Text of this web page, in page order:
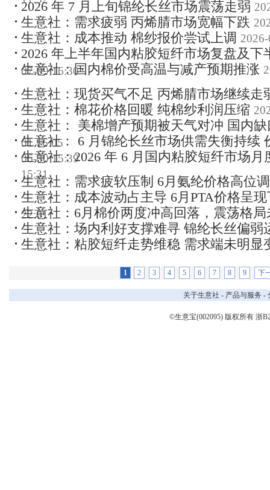
2026 年 7 月上旬锦纶长丝市场震荡走弱
生意社：需求疲弱 丙烯腈市场宽幅下跌
生意社：成本推动 棉纱报价尝试上调
2026 年上半年国内粘胶短纤市场复盘及下
07-09 16:30
生意社：国内棉价受高温与减产预期推涨
生意社：现货买气不足 丙烯腈市场继续走
生意社：棉花价格回暖 纯棉纱利润压缩
生意社： 美棉增产预期被天气对冲 国内
01 16:05
生意社： 6 月锦纶长丝市场供需失衡持续
06-30 15:39
生意社：2026 年 6 月国内粘胶短纤市场月
15:31
生意社：需求疲软压制 6月氨纶价格高位
生意社：成本波动占主导 6月PTA价格呈
22:01
生意社：6月棉价两度冲高回落，震荡格局
生意社：场内利好支撑难寻 锦纶长丝偏弱
生意社：粘胶短纤走势维稳 需求端未明显
1 2 3 4 5 6 7 8 9 下
关于生意社 - 产品与服务 -
©生意宝(002095) 版权所有 浙